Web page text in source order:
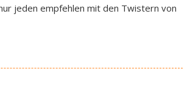
jeden empfehlen mit den Twistern von